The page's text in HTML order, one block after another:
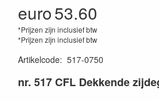
euro53.60
*Prijzen zijn inclusief btw
*Prijzen zijn inclusief btw
Artikelcode: 517-0750
nr. 517 CFL Dekkende